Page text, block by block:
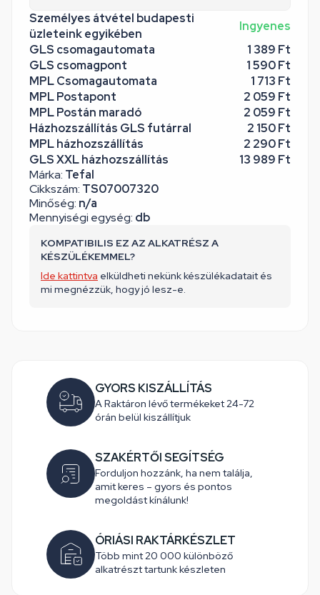
Márka: Tefal
Cikkszám: TS07007320
Minőség: n/a
Mennyiségi egység: db
Személyes átvétel budapesti
üzleteink egyikében
Ingyenes
GLS csomagautomata
1 389 Ft
GLS csomagpont
1 590 Ft
MPL Csomagautomata
1 713 Ft
MPL Postapont
2 059 Ft
MPL Postán maradó
2 059 Ft
Házhozszállítás GLS futárral
2 150 Ft
MPL házhozszállítás
2 290 Ft
GLS XXL házhozszállítás
13 989 Ft
KOMPATIBILIS EZ AZ ALKATRÉSZ A
KÉSZÜLÉKEMMEL?
Ide kattintva elküldheti nekünk készülékadatait és
mi megnézzük, hogy jó lesz-e.
GYORS KISZÁLLÍTÁS
A Raktáron lévő termékeket 24-72
órán belül kiszállítjuk
SZAKÉRTŐI SEGÍTSÉG
Forduljon hozzánk, ha nem találja,
amit keres – gyors és pontos
megoldást kínálunk!
ÓRIÁSI RAKTÁRKÉSZLET
Több mint 20 000 különböző
alkatrészt tartunk készleten